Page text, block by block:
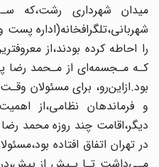
میدان شهرداری رشت،که
شهربانی،تلگرافخانه(اداره‌ پست
را احاطه کرده بودند‌،از‌
کـه مـجسمه‌ای از مـحمد رضا
بود.ازاین‌رو، برای مسئولان
و فرماندهان نظامی،از‌
دیگر،اقامت چند روزه محمد رضا
در تهران اتفاق افتاده